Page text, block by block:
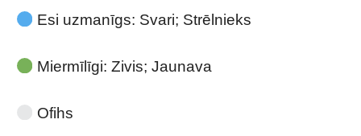
Esi uzmanīgs: Svari; Strēlnieks
Miermīlīgi: Zivis; Jaunava
Ofihs